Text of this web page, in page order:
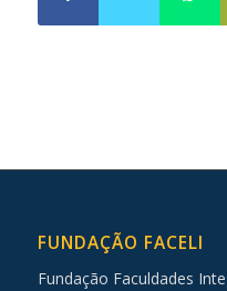
FUNDAÇÃO FACELI
Fundação Faculdades